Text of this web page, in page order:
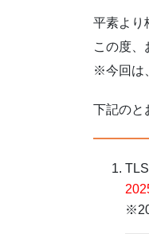
平素より
この度、
※今回は
下記のと